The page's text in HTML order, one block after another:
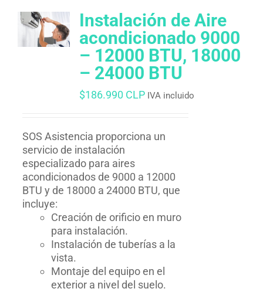
Instalación de Aire
acondicionado 9000
– 12000 BTU, 18000
– 24000 BTU
$186.990 CLP IVA incluido
SOS Asistencia proporciona un
servicio de instalación
especializado para aires
acondicionados de 9000 a 12000
BTU y de 18000 a 24000 BTU, que
incluye:
Creación de orificio en muro
para instalación.
Instalación de tuberías a la
vista.
Montaje del equipo en el
exterior a nivel del suelo.